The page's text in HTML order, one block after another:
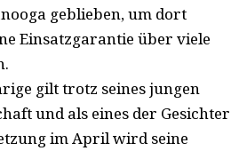
geblieben, um dort
Einsatzgarantie über viele
gilt trotz seines jungen
und als eines der Gesichter
im April wird seine